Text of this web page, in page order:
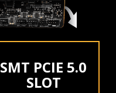
SMT PCIE 5.0
SLOT